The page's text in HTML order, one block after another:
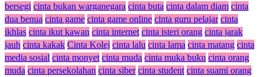
bersegi cinta bukan warganegara cinta buta cinta dalam diam cinta
dua benua cinta game cinta game online cinta guru pelajar cinta
ikhlas cinta ikut kawan cinta internet cinta isteri orang cinta jarak
jauh cinta kakak Cinta Kolej cinta lalu cinta lama cinta matang cinta
media sosial cinta monyet cinta muda cinta muka buku cinta orang
muda cinta persekolahan cinta siber cinta student cinta suami orang